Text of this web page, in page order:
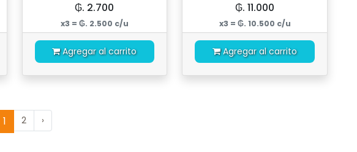
₲. 2.700
x3 = ₲. 2.500 c/u
Agregar al carrito
₲. 11.000
x3 = ₲. 10.500 c/u
Agregar al carrito
1 2 ›